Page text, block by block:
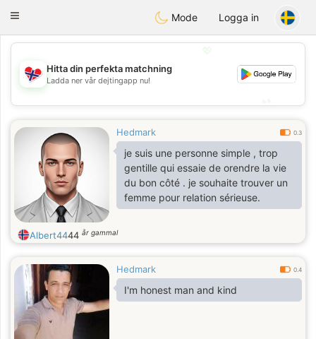
EkteNordmenn
Toggle
Mode Logga in
💖
💕
Hitta din perfekta matchning
Ladda ner vår dejtingapp nu!
Hedmark 0.3
je suis une personne simple , trop
gentille qui essaie de orendre la vie
du bon côté . je souhaite trouver un
femme pour relation sérieuse.
Albert4444 år gammal
Hedmark 0.4
I'm honest man and kind